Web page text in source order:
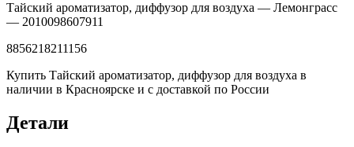
Тайский ароматизатор, диффузор для воздуха — Лемонграсс
— 2010098607911
8856218211156
Купить Тайский ароматизатор, диффузор для воздуха в
наличии в Красноярске и с доставкой по России
Детали